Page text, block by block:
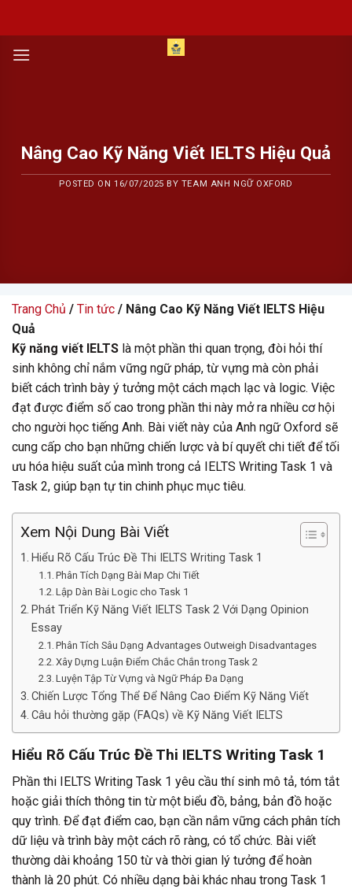
content
Nâng Cao Kỹ Năng Viết IELTS Hiệu Quả
POSTED ON16/07/2025 BY TEAM ANH NGỮ OXFORD
Trang Chủ / Tin tức / Nâng Cao Kỹ Năng Viết IELTS Hiệu
Quả
Kỹ năng viết IELTS là một phần thi quan trọng, đòi hỏi thí
sinh không chỉ nắm vững ngữ pháp, từ vựng mà còn phải
biết cách trình bày ý tưởng một cách mạch lạc và logic. Việc
đạt được điểm số cao trong phần thi này mở ra nhiều cơ hội
cho người học tiếng Anh. Bài viết này của Anh ngữ Oxford sẽ
cung cấp cho bạn những chiến lược và bí quyết chi tiết để tối
ưu hóa hiệu suất của mình trong cả IELTS Writing Task 1 và
Task 2, giúp bạn tự tin chinh phục mục tiêu.
Xem Nội Dung Bài Viết
Hiểu Rõ Cấu Trúc Đề Thi IELTS Writing Task 1
Phân Tích Dạng Bài Map Chi Tiết
Lập Dàn Bài Logic cho Task 1
Phát Triển Kỹ Năng Viết IELTS Task 2 Với Dạng Opinion
Essay
Phân Tích Sâu Dạng Advantages Outweigh Disadvantages
Xây Dựng Luận Điểm Chắc Chắn trong Task 2
Luyện Tập Từ Vựng và Ngữ Pháp Đa Dạng
Chiến Lược Tổng Thể Để Nâng Cao Điểm Kỹ Năng Viết
Câu hỏi thường gặp (FAQs) về Kỹ Năng Viết IELTS
Hiểu Rõ Cấu Trúc Đề Thi IELTS Writing Task 1
Phần thi IELTS Writing Task 1 yêu cầu thí sinh mô tả, tóm tắt
hoặc giải thích thông tin từ một biểu đồ, bảng, bản đồ hoặc
quy trình. Để đạt điểm cao, bạn cần nắm vững cách phân tích
dữ liệu và trình bày một cách rõ ràng, có tổ chức. Bài viết
thường dài khoảng 150 từ và thời gian lý tưởng để hoàn
thành là 20 phút. Có nhiều dạng bài khác nhau trong Task 1